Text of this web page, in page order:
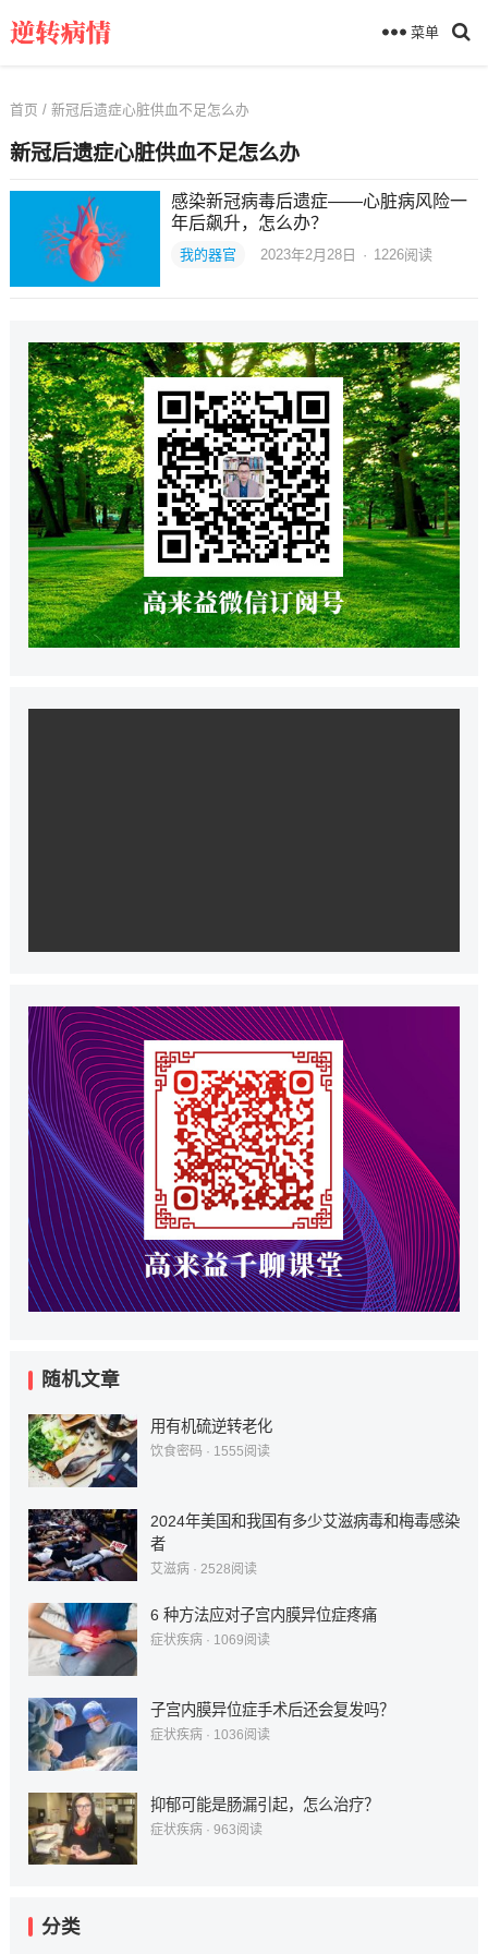
菜单
首页 / 新冠后遗症心脏供血不足怎么办
新冠后遗症心脏供血不足怎么办
感染新冠病毒后遗症——心脏病风险一
年后飙升，怎么办？
我的器官 2023年2月28日 · 1226阅读
随机文章
用有机硫逆转老化
饮食密码 · 1555阅读
2024年美国和我国有多少艾滋病毒和梅毒感染
者
艾滋病· 2528阅读
6 种方法应对子宫内膜异位症疼痛
症状疾病· 1069阅读
子宫内膜异位症手术后还会复发吗？
症状疾病· 1036阅读
抑郁可能是肠漏引起，怎么治疗？
症状疾病· 963阅读
分类